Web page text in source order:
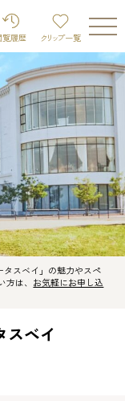
覧履歴 クリップ 一覧
スベイ」の魅力やスペ
は、 お気軽にお申し込
ベイ